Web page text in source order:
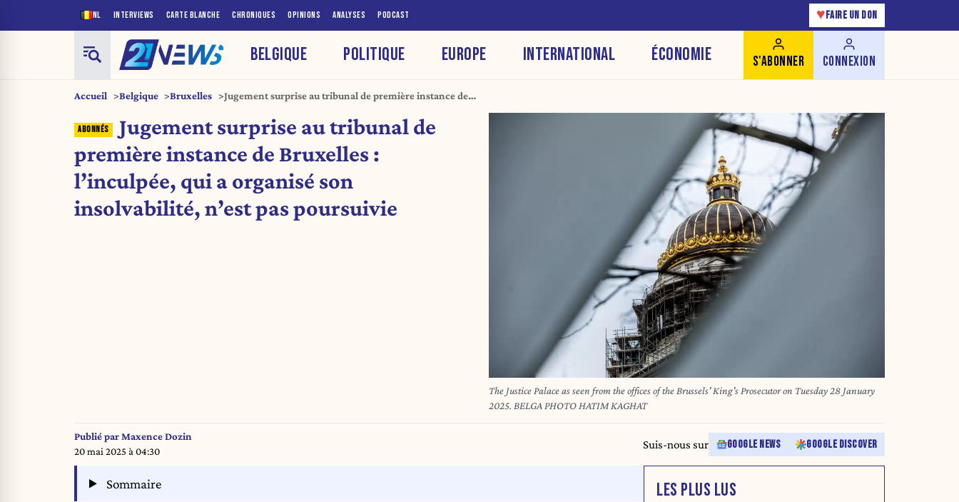
NL INTERVIEWS CARTE BLANCHE CHRONIQUES OPINIONS ANALYSES PODCAST ♥ FAIRE UN DON
BELGIQUE POLITIQUE EUROPE INTERNATIONAL ÉCONOMIE S'ABONNER CONNEXION
Accueil Belgique Bruxelles
Jugement surprise au tribunal de première instance de
Bruxelles : l’inculpée, qui a organisé son insolvabilité, n’est pas
poursuivie
Jugement surprise au tribunal de
première instance de Bruxelles :
l’inculpée, qui a organisé son
insolvabilité, n’est pas poursuivie
The Justice Palace as seen from the offices of the Brussels' King's Prosecutor on Tuesday 28 January
2025. BELGA PHOTO HATIM KAGHAT
Publié parMaxence Dozin
20 mai 2025 à 04:30
Suis-nous sur GOOGLE NEWS GOOGLE DISCOVER
Sommaire LES PLUS LUS